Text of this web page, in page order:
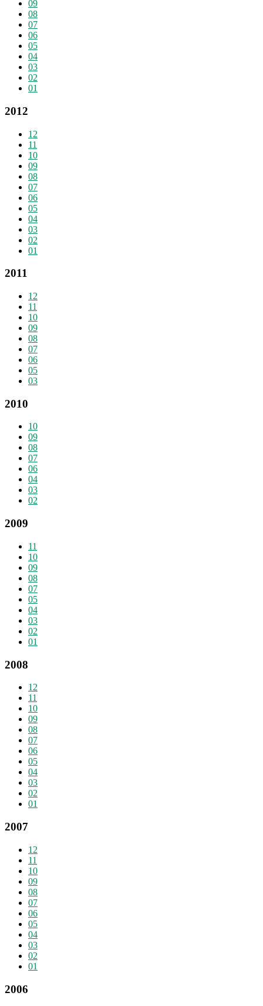
09
08
07
06
05
04
03
02
01
2012
12
11
10
09
08
07
06
05
04
03
02
01
2011
12
11
10
09
08
07
06
05
03
2010
10
09
08
07
06
04
03
02
2009
11
10
09
08
07
05
04
03
02
01
2008
12
11
10
09
08
07
06
05
04
03
02
01
2007
12
11
10
09
08
07
06
05
04
03
02
01
2006